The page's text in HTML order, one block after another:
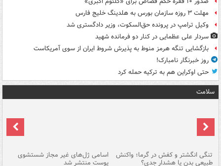
مهلت ۳ روزه سازمان بورس به هلدینگ خلیج فارس
وکیل ترامپ در پرونده حق‌السکوت، وزیر دادگستری شد
سردار علی عظمایی در کنار دو فرمانده شهید
بازگشایی تنگه هرمز منوط به پذیرش شروط ایران از سوی آمریکاست
روز خبرنگار نامبارک!
حتی اوکراین هم به ترکیه حمله کرد
سلامت
تنگی انگشتر و کفش در گرما؛ واکنش
طبیعی بدن یا هشدار جدی؟
اسامی ژل‌های غیر مجاز شستشوی
پوست منتشر شد